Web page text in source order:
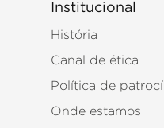
Institucional
História
Canal de ética
Política de
Onde estamos